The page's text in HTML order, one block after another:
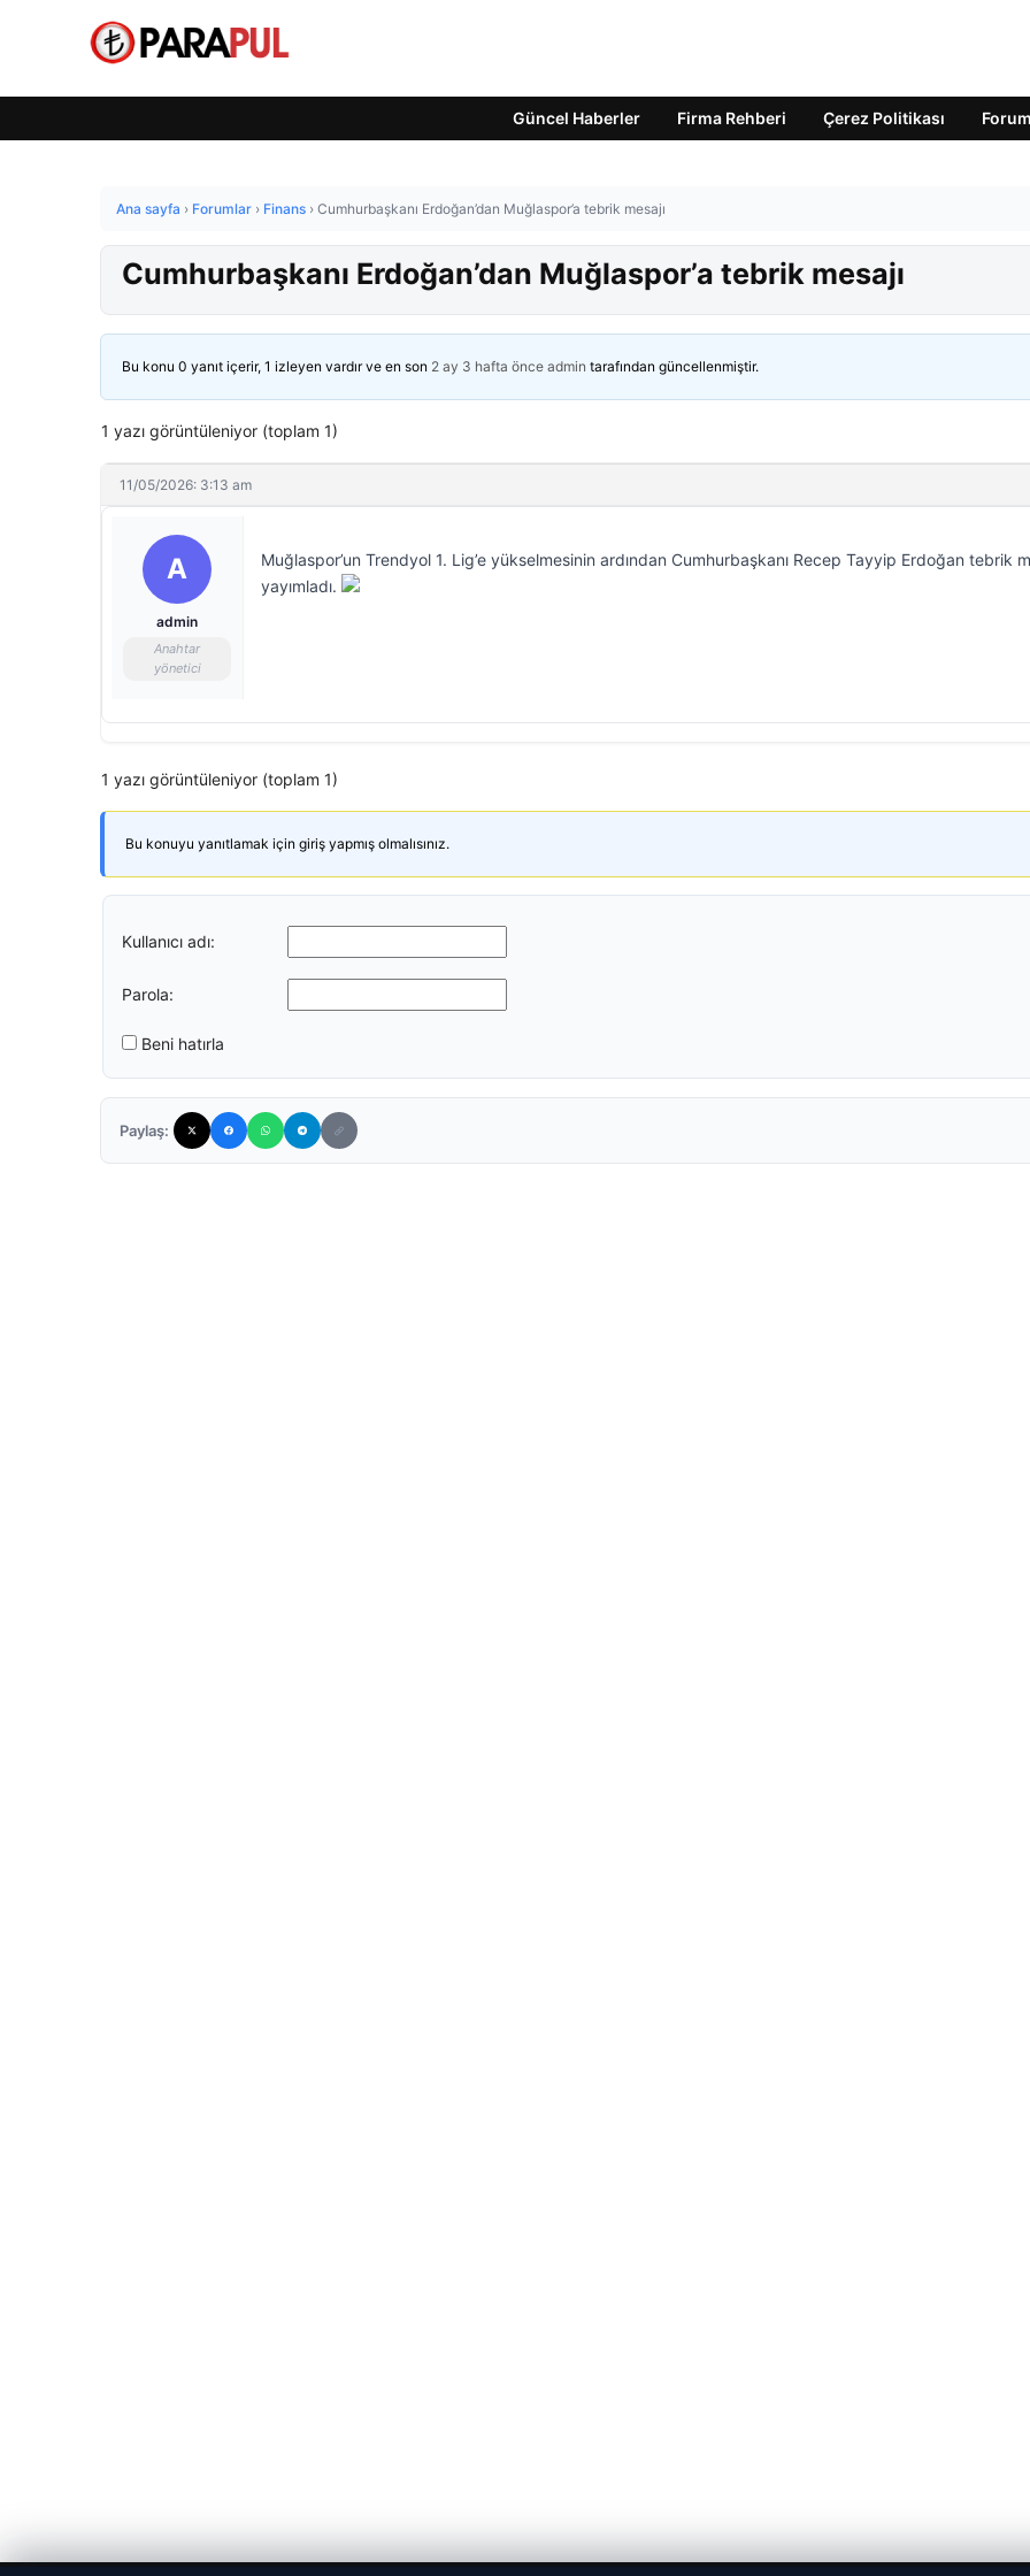
Güncel Haberler Firma Rehberi Çerez Politikası Forum
Ana sayfa › Forumlar › Finans › Cumhurbaşkanı Erdoğan’dan Muğlaspor’a tebrik mesajı
Cumhurbaşkanı Erdoğan’dan Muğlaspor’a tebrik mesajı
Bu konu 0 yanıt içerir, 1 izleyen vardır ve en son 2 ay 3 hafta önce admin tarafından güncellenmiştir.
1 yazı görüntüleniyor (toplam 1)
11/05/2026: 3:13 am
A
admin
Anahtar
yönetici
Muğlaspor’un Trendyol 1. Lig’e yükselmesinin ardından Cumhurbaşkanı Recep Tayyip Erdoğan tebrik
yayımladı.
1 yazı görüntüleniyor (toplam 1)
Bu konuyu yanıtlamak için giriş yapmış olmalısınız.
Kullanıcı adı:
Parola:
Beni hatırla
Paylaş: